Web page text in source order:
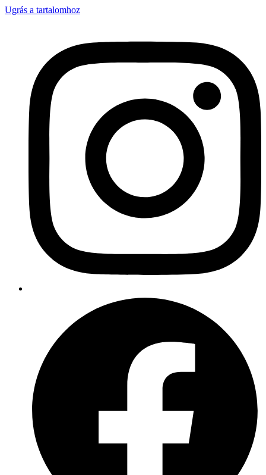
Ugrás a tartalomhoz